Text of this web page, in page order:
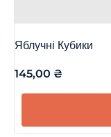
Яблучні Кубики
145,00 ₴